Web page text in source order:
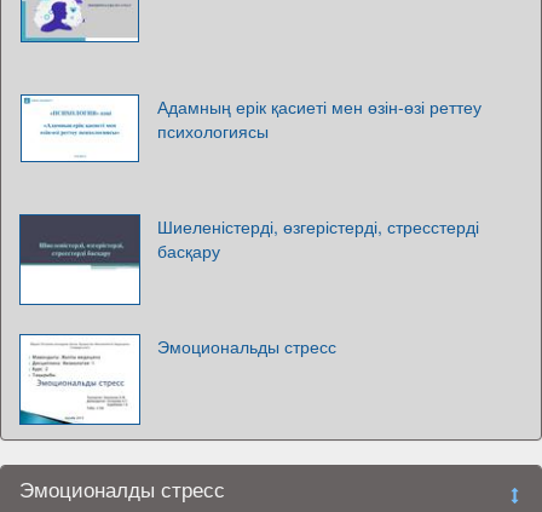
Адамның ерік қасиеті мен өзін-өзі реттеу
психологиясы
Шиеленістерді, өзгерістерді, стресстерді
басқару
Эмоциональды стресс
Эмоционалды стресс